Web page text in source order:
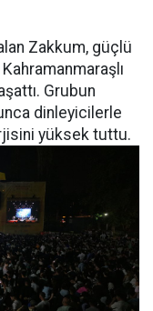
Zakkum, güçlü
Grubun
dinleyicilerle
yüksek tuttu.